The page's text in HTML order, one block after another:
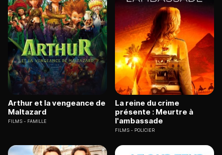
Arthur et la vengeance de
Maltazard
FILMS FAMILLE
La reine du crime
présente : Meurtre à
l'ambassade
FILMS POLICIER